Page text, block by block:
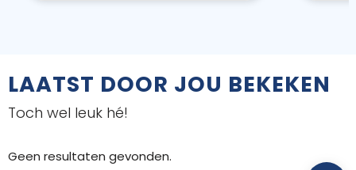
LAATST DOOR JOU BEKEKEN
Toch wel leuk hé!
Geen resultaten gevonden.